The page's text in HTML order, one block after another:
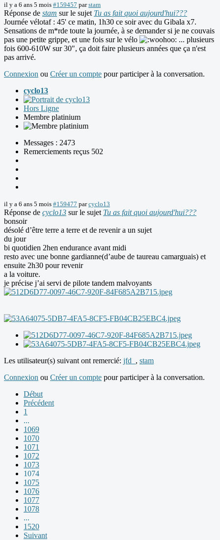
il y a 6 ans 5 mois #159457 parstam
Réponse de stam sur le sujet Tu as fait quoi aujourd'hui???
Journée vélotaf : 45' ce matin, 1h30 ce soir avec du Gibala x7.
Sensations de m*rde toute la journée, à se demander si je ne couvais
pas une petite grippe, et une fois sur le vélo
... plusieurs
fois 600-610W sur 30", ça doit faire plusieurs années que ça n'est
pas arrivé.
Connexion ou Créer un compte pour participer à la conversation.
cyclo13
Hors Ligne
Membre platinium
Messages : 2473
Remerciements reçus 502
il y a 6 ans 5 mois #159477 parcyclo13
Réponse de cyclo13 sur le sujet Tu as fait quoi aujourd'hui???
bonsoir
désolé d’être terre a terre et de revenir a un sujet
du jour
bi quotidien 2hen endurance avant midi
resto avec une bonne gardianne(d’aube de taureau camarguais) et
ensuite 2h30 pour revenir
a la voiture.
je précise j’ai servi de pilote tandem malvoyants
Les utilisateur(s) suivant ont remercié: jfd_ , stam
Connexion ou Créer un compte pour participer à la conversation.
Début
Précédent
1
...
1069
1070
1071
1072
1073
1074
1075
1076
1077
1078
...
1520
Suivant